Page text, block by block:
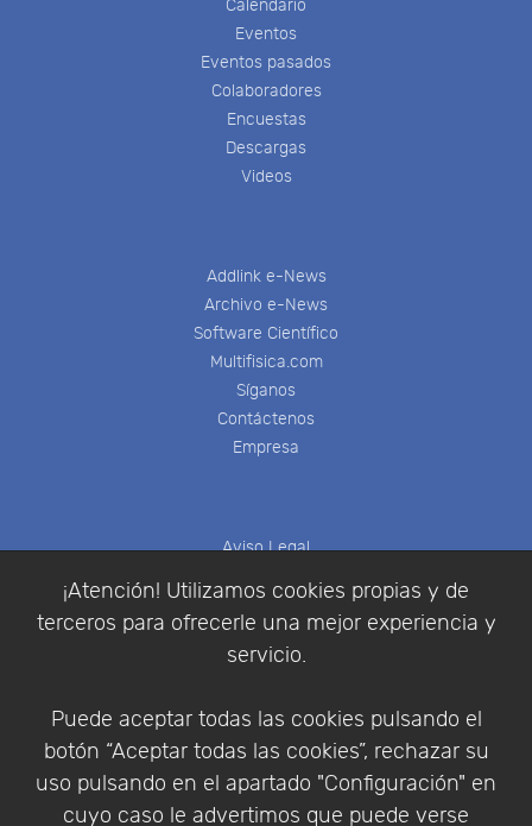
¡Atención! Utilizamos cookies propias y de
terceros para ofrecerle una mejor experiencia y
servicio.
Puede aceptar todas las cookies pulsando el
botón “Aceptar todas las cookies”, rechazar su
uso pulsando en el apartado "Configuración" en
cuyo caso le advertimos que puede verse
Calendario
Eventos
Eventos pasados
Colaboradores
Encuestas
Descargas
Videos
Addlink e-News
Archivo e-News
Software Científico
Multifisica.com
Síganos
Contáctenos
Empresa
Aviso Legal
Política de Privacidad
Condiciones de compra
Identificarse